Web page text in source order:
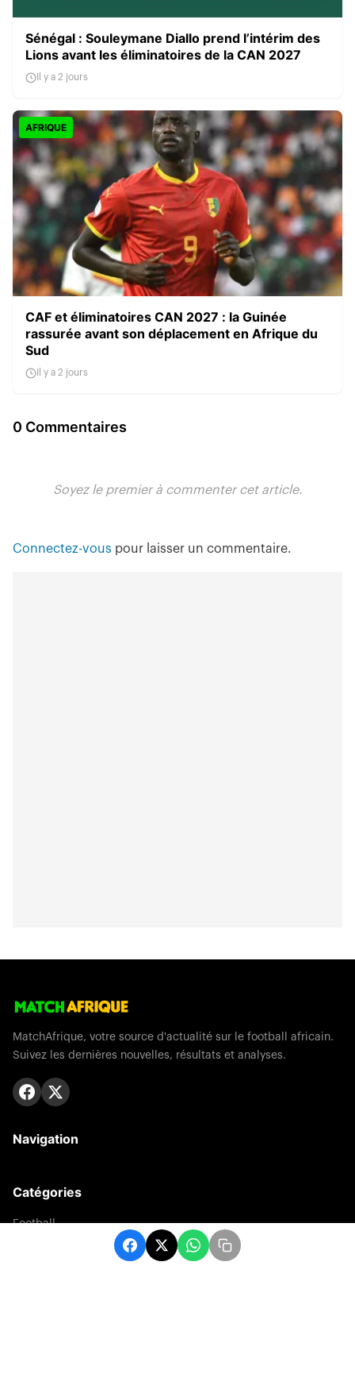
Sénégal : Souleymane Diallo prend l’intérim des
Lions avant les éliminatoires de la CAN 2027
Il y a 2 jours
AFRIQUE
CAF et éliminatoires CAN 2027 : la Guinée
rassurée avant son déplacement en Afrique du
Sud
Il y a 2 jours
0 Commentaires
Soyez le premier à commenter cet article.
Connectez-vous pour laisser un commentaire.
MatchAfrique, votre source d'actualité sur le football africain.
Suivez les dernières nouvelles, résultats et analyses.
Navigation
Catégories
Football